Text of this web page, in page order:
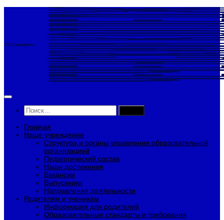
Найти:
Главная
Наше учреждение
Структура и органы управления образовательной
организацией
Педагогический состав
Наши достижения
Вакансии
Выпускники
Направления деятельности
Родителям и ученикам
Информация для родителей
Образовательные стандарты и требования